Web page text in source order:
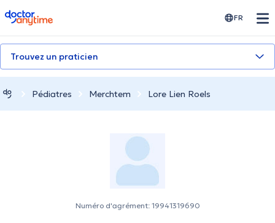
doctoranytime FR
Trouvez un praticien
Pédiatres Merchtem Lore Lien Roels
Numéro d'agrément: 19941319690